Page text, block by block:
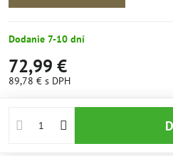
Dodanie 7-10 dní
72,99 €
89,78 € s DPH